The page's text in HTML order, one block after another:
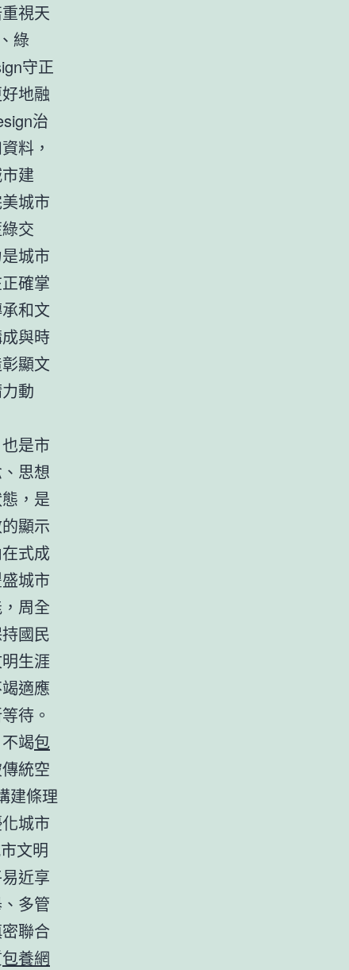
視天
綠
守正
地融
治
料，
建
城市
交
城市
確掌
和文
與時
顯文
動
是市
思想
，是
顯示
式成
城市
周全
國民
生涯
適應
待。
竭包
統空
建條理
城市
文明
近享
多管
聯合
包養網